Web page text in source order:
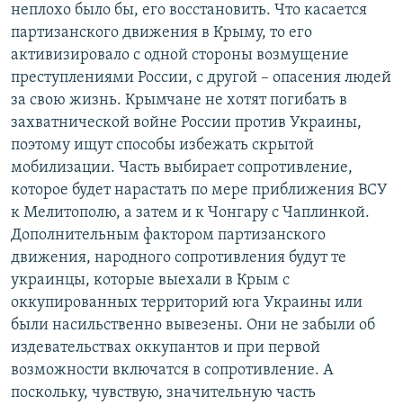
неплохо было бы, его восстановить. Что касается
партизанского движения в Крыму, то его
активизировало с одной стороны возмущение
преступлениями России, с другой – опасения людей
за свою жизнь. Крымчане не хотят погибать в
захватнической войне России против Украины,
поэтому ищут способы избежать скрытой
мобилизации. Часть выбирает сопротивление,
которое будет нарастать по мере приближения ВСУ
к Мелитополю, а затем и к Чонгару с Чаплинкой.
Дополнительным фактором партизанского
движения, народного сопротивления будут те
украинцы, которые выехали в Крым с
оккупированных территорий юга Украины или
были насильственно вывезены. Они не забыли об
издевательствах оккупантов и при первой
возможности включатся в сопротивление. А
поскольку, чувствую, значительную часть